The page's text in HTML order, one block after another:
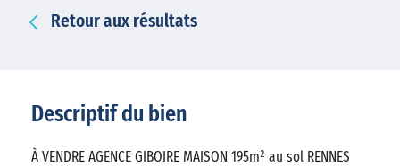
Retour aux résultats
Descriptif du bien
À VENDRE AGENCE GIBOIRE MAISON 195m² au sol RENNES